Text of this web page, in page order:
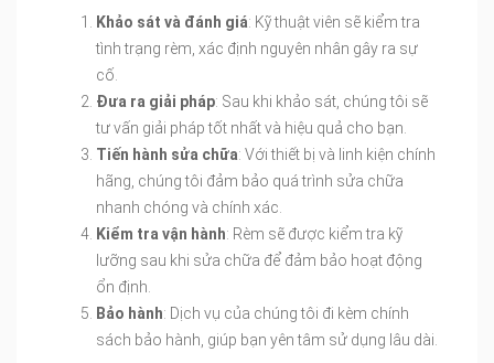
Khảo sát và đánh giá: Kỹ thuật viên sẽ kiểm tra
tình trạng rèm, xác định nguyên nhân gây ra sự
cố.
Đưa ra giải pháp: Sau khi khảo sát, chúng tôi sẽ
tư vấn giải pháp tốt nhất và hiệu quả cho bạn.
Tiến hành sửa chữa: Với thiết bị và linh kiện chính
hãng, chúng tôi đảm bảo quá trình sửa chữa
nhanh chóng và chính xác.
Kiểm tra vận hành: Rèm sẽ được kiểm tra kỹ
lưỡng sau khi sửa chữa để đảm bảo hoạt động
ổn định.
Bảo hành: Dịch vụ của chúng tôi đi kèm chính
sách bảo hành, giúp bạn yên tâm sử dụng lâu dài.